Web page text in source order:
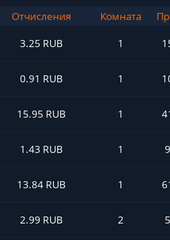
Отчисления Комната
3.25 RUB 1
0.91 RUB 1
15.95 RUB 1
1.43 RUB 1
13.84 RUB 1
2.99 RUB 2